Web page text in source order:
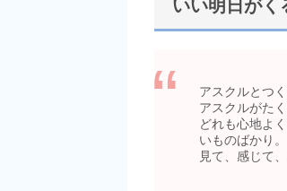
いい明日がく
アスクルとつ
アスクルがた
どれも心地よ
いものばかり。
見て、感じて